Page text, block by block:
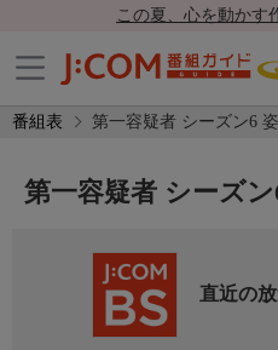
この夏、心を動かす
番組表 第一容疑者 シーズン6
第一容疑者 シーズ
直近の